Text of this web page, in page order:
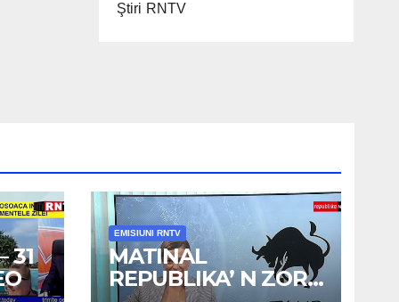
Ştiri RNTV
31
EMISIUNI RNTV
MATINAL
REPUBLIKA’ N ZORI